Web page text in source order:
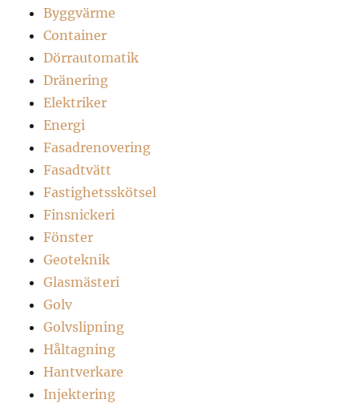
Byggvärme
Container
Dörrautomatik
Dränering
Elektriker
Energi
Fasadrenovering
Fasadtvätt
Fastighetsskötsel
Finsnickeri
Fönster
Geoteknik
Glasmästeri
Golv
Golvslipning
Håltagning
Hantverkare
Injektering